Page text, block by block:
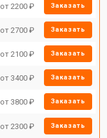
от 2200 ₽ Заказать
от 2700 ₽ Заказать
от 2100 ₽ Заказать
от 3400 ₽ Заказать
от 3800 ₽ Заказать
от 2300 ₽ Заказать